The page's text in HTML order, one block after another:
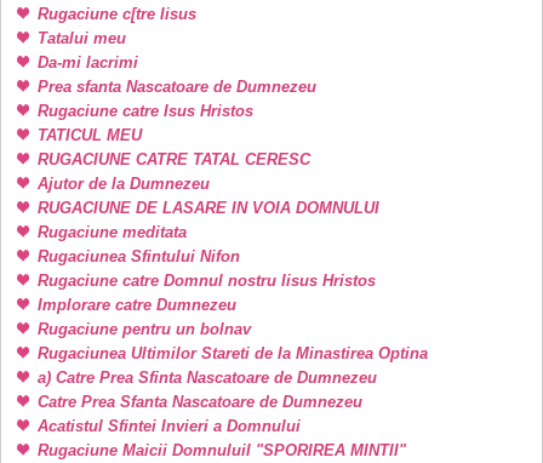
Rugaciune c[tre Iisus
Tatalui meu
Da-mi lacrimi
Prea sfanta Nascatoare de Dumnezeu
Rugaciune catre Isus Hristos
TATICUL MEU
RUGACIUNE CATRE TATAL CERESC
Ajutor de la Dumnezeu
RUGACIUNE DE LASARE IN VOIA DOMNULUI
Rugaciune meditata
Rugaciunea Sfintului Nifon
Rugaciune catre Domnul nostru Iisus Hristos
Implorare catre Dumnezeu
Rugaciune pentru un bolnav
Rugaciunea Ultimilor Stareti de la Minastirea Optina
a) Catre Prea Sfinta Nascatoare de Dumnezeu
Catre Prea Sfanta Nascatoare de Dumnezeu
Acatistul Sfintei Invieri a Domnului
Rugaciune Maicii DomnuluiI "SPORIREA MINTII"